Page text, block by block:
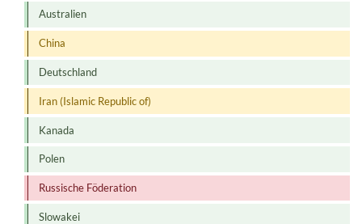
Australien
China
Deutschland
Iran (Islamic Republic of)
Kanada
Polen
Russische Föderation
Slowakei